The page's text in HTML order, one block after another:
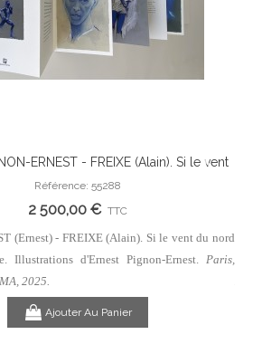
Ajouter Au Panier
ERNEST - FREIXE (Alain). Si le vent
la porte. Illustrations d'Ernest Pignon-
Ernest.
Référence: 55288
2 500,00 € TTC
(Ernest) - FREIXE (Alain). Si le vent du nord
Illustrations d'Ernest Pignon-Ernest. Paris,
2025.
Ajouter Au Panier